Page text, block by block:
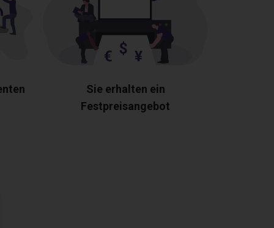
Sie erhalten ein
Festpreisangebot